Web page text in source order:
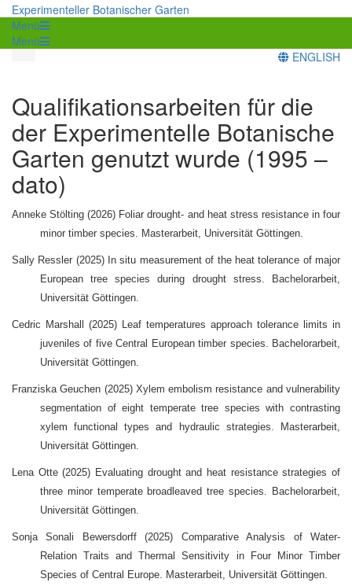
Experimenteller Botanischer Garten
Menü
Menü
ENGLISH
Qualifikationsarbeiten für die
der Experimentelle Botanische
Garten genutzt wurde (1995 –
dato)
Anneke Stölting (2026) Foliar drought- and heat stress resistance in four
minor timber species. Masterarbeit, Universität Göttingen.
Sally Ressler (2025) In situ measurement of the heat tolerance of major
European tree species during drought stress. Bachelorarbeit,
Universität Göttingen.
Cedric Marshall (2025) Leaf temperatures approach tolerance limits in
juveniles of five Central European timber species. Bachelorarbeit,
Universität Göttingen.
Franziska Geuchen (2025) Xylem embolism resistance and vulnerability
segmentation of eight temperate tree species with contrasting
xylem functional types and hydraulic strategies. Masterarbeit,
Universität Göttingen.
Lena Otte (2025) Evaluating drought and heat resistance strategies of
three minor temperate broadleaved tree species. Bachelorarbeit,
Universität Göttingen.
Sonja Sonali Bewersdorff (2025) Comparative Analysis of Water-
Relation Traits and Thermal Sensitivity in Four Minor Timber
Species of Central Europe. Masterarbeit, Universität Göttingen.